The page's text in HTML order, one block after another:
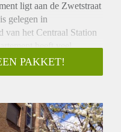
ligt aan de Zwetstraat
gelegen in
van het Centraal Station
heeft veel
op het noordwesten.
gerenoveerd waarbij
stuur dan even een
PAKKET!